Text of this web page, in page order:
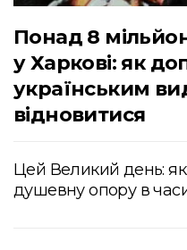
Понад 8
у Харкові: як
українським
відновитися
Цей Великий день:
душевну опору в